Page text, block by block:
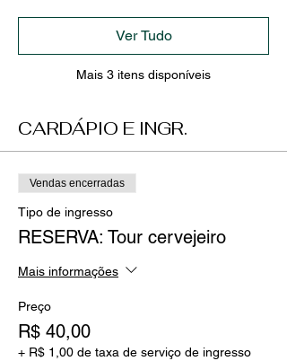
Mais 3 itens disponíveis
Ver Tudo
CARDÁPIO E INGR.
Vendas encerradas
Tipo de ingresso
RESERVA: Tour cervejeiro
Mais informações
Preço
R$ 40,00
+ R$ 1,00 de taxa de serviço de ingresso